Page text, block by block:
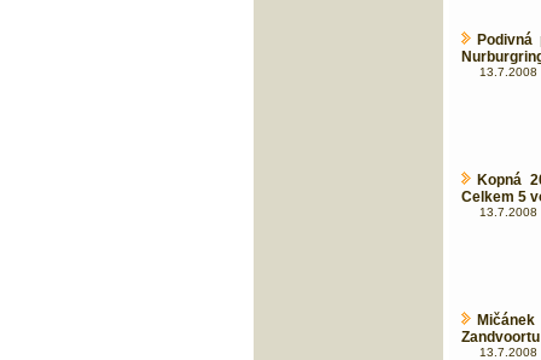
13.7.2008
Kopná
Celkem 5
13.7.2008
13.7.2008